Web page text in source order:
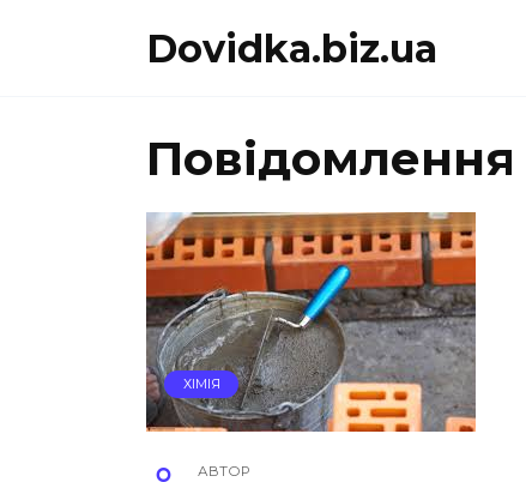
Dovidka.biz.ua
ХІМІЯ
АВТОР